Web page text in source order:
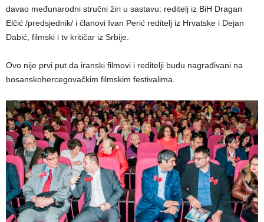
davao međunarodni stručni žiri u sastavu: reditelj iz BiH Dragan
Elčić /predsjednik/ i članovi Ivan Perić reditelj iz Hrvatske i Dejan
Dabić, filmski i tv kritičar iz Srbije.
Ovo nije prvi put da iranski filmovi i reditelji budu nagrađivani na
bosanskohercegovačkim filmskim festivalima.